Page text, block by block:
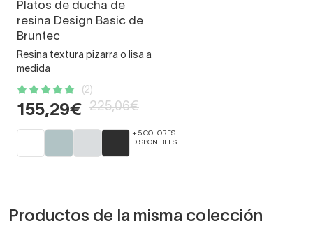
Platos de ducha de
resina Design Basic de
Bruntec
Resina textura pizarra o lisa a
medida
(2)
155,29€ 225,06€
+ 5 COLORES
DISPONIBLES
Productos de la misma colección